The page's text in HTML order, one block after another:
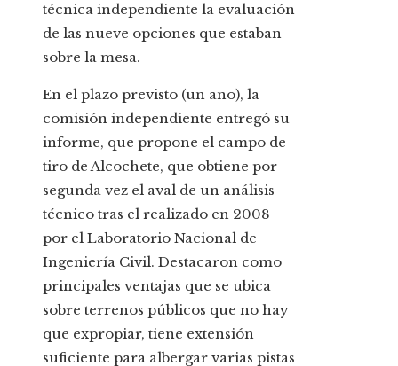
técnica independiente la evaluación
de las nueve opciones que estaban
sobre la mesa.
En el plazo previsto (un año), la
comisión independiente entregó su
informe, que propone el campo de
tiro de Alcochete, que obtiene por
segunda vez el aval de un análisis
técnico tras el realizado en 2008
por el Laboratorio Nacional de
Ingeniería Civil. Destacaron como
principales ventajas que se ubica
sobre terrenos públicos que no hay
que expropiar, tiene extensión
suficiente para albergar varias pistas